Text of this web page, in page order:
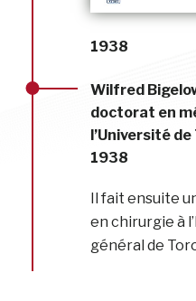
1938
Wilfred
doctorat en
l’Université
1938
Il fait ensuite
en chirurgie à
général de